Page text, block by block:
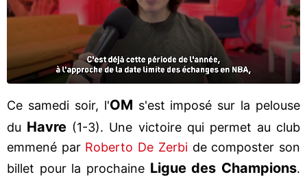
Ce samedi soir, l'OM s'est imposé sur la pelouse
du Havre (1-3). Une victoire qui permet au club
emmené par Roberto De Zerbide composter son
billet pour la prochaine Ligue des Champions.